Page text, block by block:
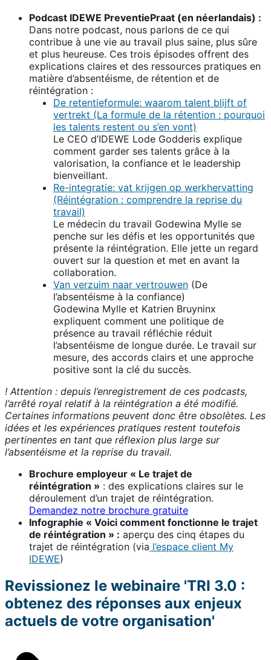
Podcast IDEWE PreventiePraat (en néerlandais) :
Dans notre podcast, nous parlons de ce qui
contribue à une vie au travail plus saine, plus sûre
et plus heureuse. Ces trois épisodes offrent des
explications claires et des ressources pratiques en
matière d’absentéisme, de rétention et de
réintégration :
De retentieformule: waarom talent blijft of
vertrekt (La formule de la rétention : pourquoi
les talents restent ou s’en vont)
Le CEO d’IDEWE Lode Godderis explique
comment garder ses talents grâce à la
valorisation, la confiance et le leadership
bienveillant.
Re-integratie: vat krijgen op werkhervatting
(Réintégration : comprendre la reprise du
travail)
Le médecin du travail Godewina Mylle se
penche sur les défis et les opportunités que
présente la réintégration. Elle jette un regard
ouvert sur la question et met en avant la
collaboration.
Van verzuim naar vertrouwen (De
l’absentéisme à la confiance)
Godewina Mylle et Katrien Bruyninx
expliquent comment une politique de
présence au travail réfléchie réduit
l’absentéisme de longue durée. Le travail sur
mesure, des accords clairs et une approche
positive sont la clé du succès.
! Attention : depuis l’enregistrement de ces podcasts,
l’arrêté royal relatif à la réintégration a été modifié.
Certaines informations peuvent donc être obsolètes. Les
idées et les expériences pratiques restent toutefois
pertinentes en tant que réflexion plus large sur
l’absentéisme et la reprise du travail.
Brochure employeur « Le trajet de
réintégration » : des explications claires sur le
déroulement d’un trajet de réintégration.
Demandez notre brochure gratuite
Infographie « Voici comment fonctionne le trajet
de réintégration » : aperçu des cinq étapes du
trajet de réintégration (via l’espace client My
IDEWE)
Revissionez le webinaire 'TRI 3.0 :
obtenez des réponses aux enjeux
actuels de votre organisation'